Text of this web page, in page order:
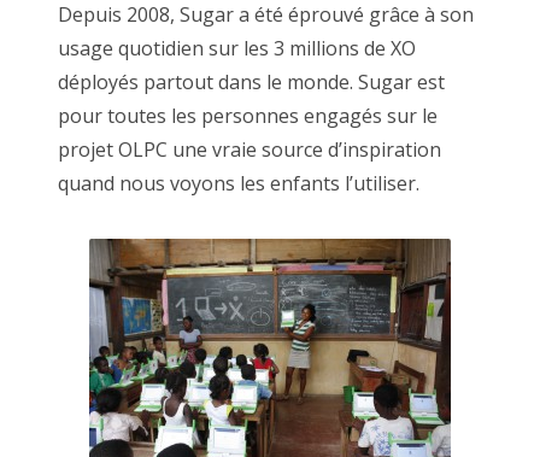
Depuis 2008, Sugar a été éprouvé grâce à son
usage quotidien sur les 3 millions de XO
déployés partout dans le monde. Sugar est
pour toutes les personnes engagés sur le
projet OLPC une vraie source d’inspiration
quand nous voyons les enfants l’utiliser.